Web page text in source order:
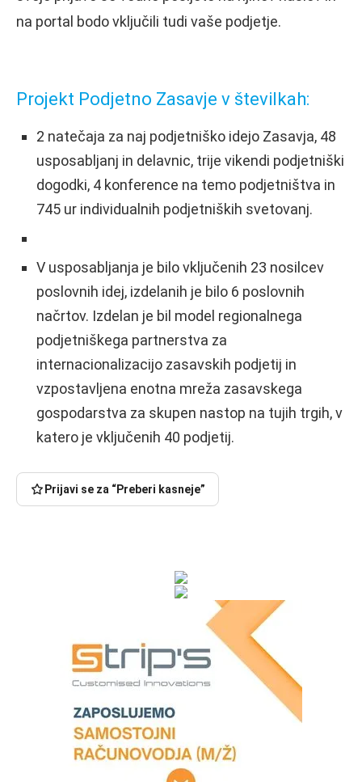
na portal bodo vključili tudi vaše podjetje.
Projekt Podjetno Zasavje v številkah:
2 natečaja za naj podjetniško idejo Zasavja, 48
usposabljanj in delavnic, trije vikendi podjetniški
dogodki, 4 konference na temo podjetništva in
745 ur individualnih podjetniških svetovanj.
V usposabljanja je bilo vključenih 23 nosilcev
poslovnih idej, izdelanih je bilo 6 poslovnih
načrtov. Izdelan je bil model regionalnega
podjetniškega partnerstva za
internacionalizacijo zasavskih podjetij in
vzpostavljena enotna mreža zasavskega
gospodarstva za skupen nastop na tujih trgih, v
katero je vključenih 40 podjetij.
Prijavi se za “Preberi kasneje”